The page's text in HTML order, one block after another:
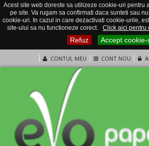
Acest site web doreste sa utilizeze cookie-uri pentru
pe site. Va rugam sa confirmati daca sunteti sau
cookie-uri. In cazul in care dezactivati cookie-urile,
site-ului sa nu functioneze corect.
Click aici pentru
Refuz Accept cookie-
CONTUL MEU CONT NOU